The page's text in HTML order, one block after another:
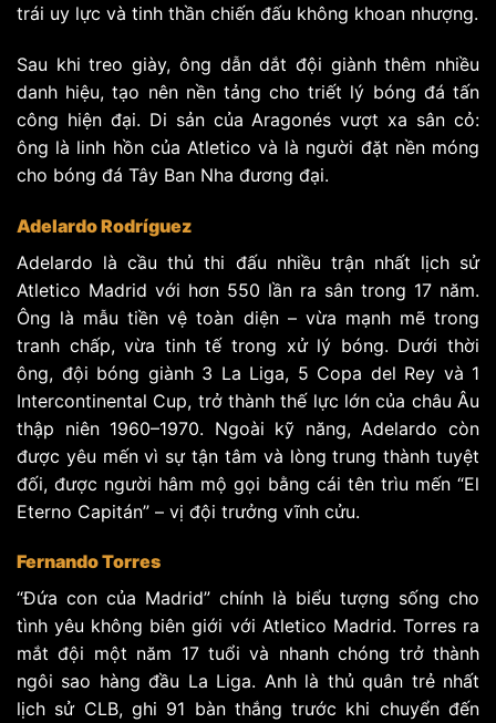
trái uy lực và tinh thần chiến đấu không khoan nhượng.
Sau khi treo giày, ông dẫn dắt đội giành thêm nhiều
danh hiệu, tạo nên nền tảng cho triết lý bóng đá tấn
công hiện đại. Di sản của Aragonés vượt xa sân cỏ:
ông là linh hồn của Atletico và là người đặt nền móng
cho bóng đá Tây Ban Nha đương đại.
Adelardo Rodríguez
Adelardo là cầu thủ thi đấu nhiều trận nhất lịch sử
Atletico Madrid với hơn 550 lần ra sân trong 17 năm.
Ông là mẫu tiền vệ toàn diện – vừa mạnh mẽ trong
tranh chấp, vừa tinh tế trong xử lý bóng. Dưới thời
ông, đội bóng giành 3 La Liga, 5 Copa del Rey và 1
Intercontinental Cup, trở thành thế lực lớn của châu Âu
thập niên 1960–1970. Ngoài kỹ năng, Adelardo còn
được yêu mến vì sự tận tâm và lòng trung thành tuyệt
đối, được người hâm mộ gọi bằng cái tên trìu mến “El
Eterno Capitán” – vị đội trưởng vĩnh cửu.
Fernando Torres
“Đứa con của Madrid” chính là biểu tượng sống cho
tình yêu không biên giới với Atletico Madrid. Torres ra
mắt đội một năm 17 tuổi và nhanh chóng trở thành
ngôi sao hàng đầu La Liga. Anh là thủ quân trẻ nhất
lịch sử CLB, ghi 91 bàn thắng trước khi chuyển đến